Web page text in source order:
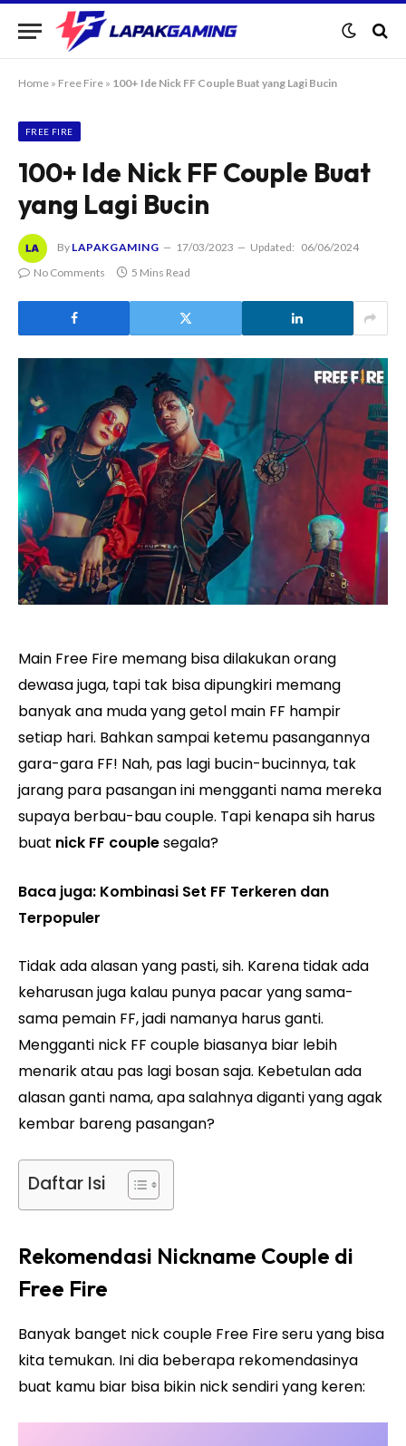
Home » Free Fire » 100+ Ide Nick FF Couple Buat yang Lagi Bucin
FREE FIRE
100+ Ide Nick FF Couple Buat
yang Lagi Bucin
By LAPAKGAMING 17/03/2023 Updated: 06/06/2024
No Comments
5 Mins Read
Main Free Fire memang bisa dilakukan orang
dewasa juga, tapi tak bisa dipungkiri memang
banyak ana muda yang getol main FF hampir
setiap hari. Bahkan sampai ketemu pasangannya
gara-gara FF! Nah, pas lagi bucin-bucinnya, tak
jarang para pasangan ini mengganti nama mereka
supaya berbau-bau couple. Tapi kenapa sih harus
buat nick FF couplesegala?
Baca juga: Kombinasi Set FF Terkeren dan
Terpopuler
Tidak ada alasan yang pasti, sih. Karena tidak ada
keharusan juga kalau punya pacar yang sama-
sama pemain FF, jadi namanya harus ganti.
Mengganti nick FF couple biasanya biar lebih
menarik atau pas lagi bosan saja. Kebetulan ada
alasan ganti nama, apa salahnya diganti yang agak
kembar bareng pasangan?
Daftar Isi
Rekomendasi Nickname Couple di
Free Fire
Banyak banget nick couple Free Fire seru yang bisa
kita temukan. Ini dia beberapa rekomendasinya
buat kamu biar bisa bikin nick sendiri yang keren: